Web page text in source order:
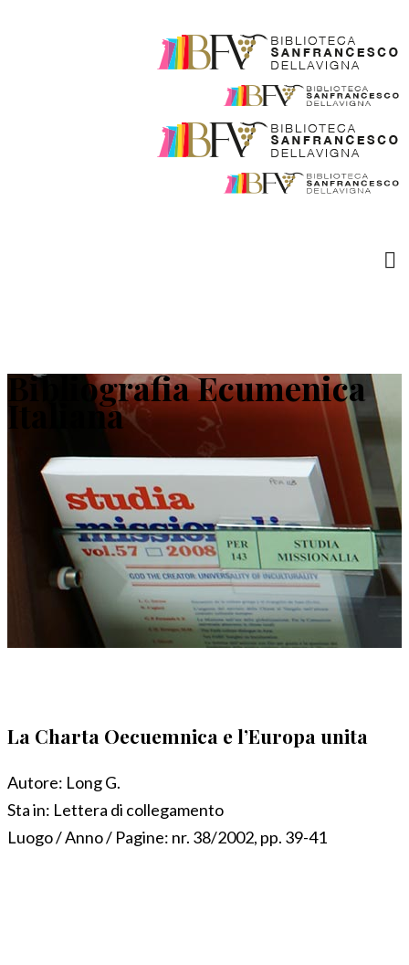
Bibliografia Ecumenica
Italiana
La Charta Oecuemnica e l’Europa unita
Autore: Long G.
Sta in: Lettera di collegamento
Luogo / Anno / Pagine: nr. 38/2002, pp. 39-41